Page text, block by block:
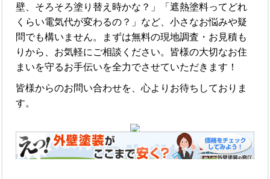
壁、そろそろ塗り替え時かな？」「遮熱塗料ってどれ
くらい電気代が変わるの？」など、小さなお悩みや疑
問でも構いません。まずは無料の現地調査・お見積も
りから、お気軽にご相談ください。皆様の大切なお住
まいを守るお手伝いを全力でさせていただきます！
皆様からのお問い合わせを、心よりお待ちしておりま
す。